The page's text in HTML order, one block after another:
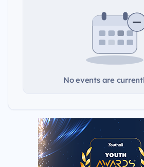
No events are